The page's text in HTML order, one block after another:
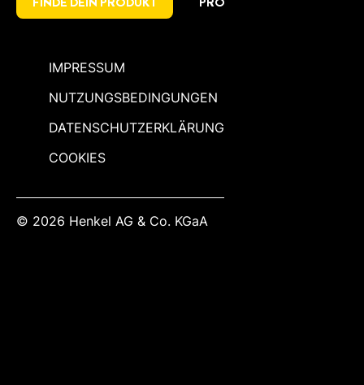
IMPRESSUM
NUTZUNGSBEDINGUNGEN
DATENSCHUTZERKLÄRUNG
COOKIES
© 2026 Henkel AG & Co. KGaA